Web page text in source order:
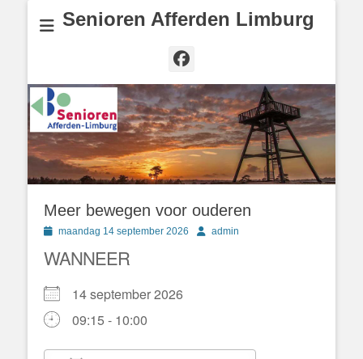
Senioren Afferden Limburg
Facebook
Meer bewegen voor ouderen
Geplaatst
maandag 14 september 2026 Authoradmin
WANNEER
14 september 2026
09:15 - 10:00